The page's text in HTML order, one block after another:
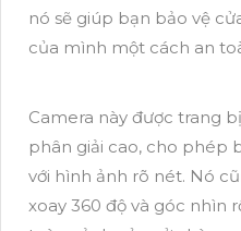
nó sẽ giúp bạn bảo vệ
của mình một cách an
Camera này được trang
phân giải cao, cho phép
với hình ảnh rõ nét. Nó
xoay 360 độ và góc nhìn